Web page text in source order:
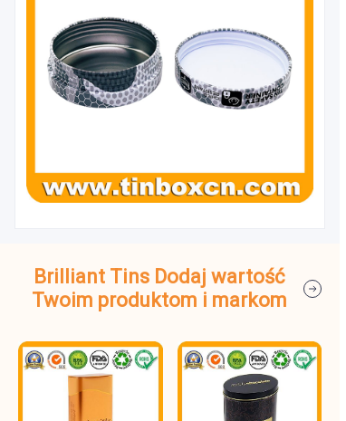
Brilliant Tins Dodaj wartość
Twoim produktom i markom